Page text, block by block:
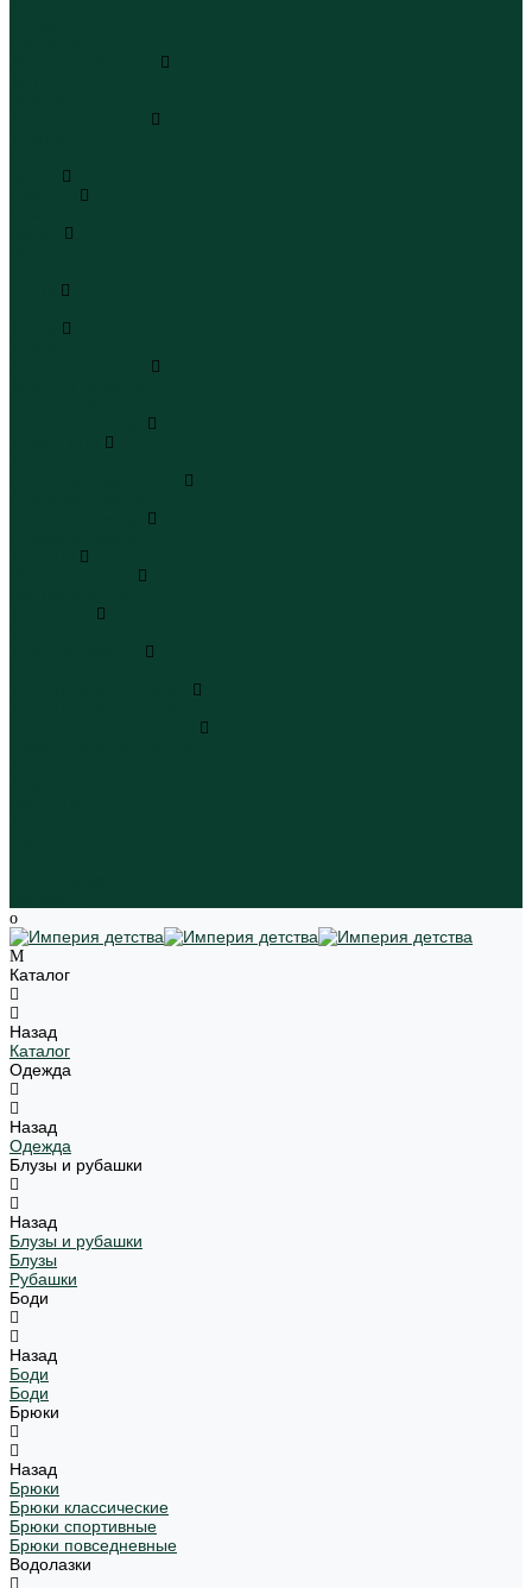
Каталог
Назад
Каталог
Одежда
Назад
Одежда
Блузы и рубашки
Назад
Блузы и рубашки
Блузы
Рубашки
Боди
Назад
Боди
Боди
Брюки
Назад
Брюки
Брюки классические
Брюки спортивные
Брюки повседневные
Водолазки